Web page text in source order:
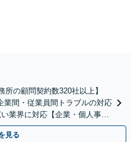
所の顧問契約数320社以上】
業間・従業員間トラブルの対応
業界に対応【企業・個人事業
見る